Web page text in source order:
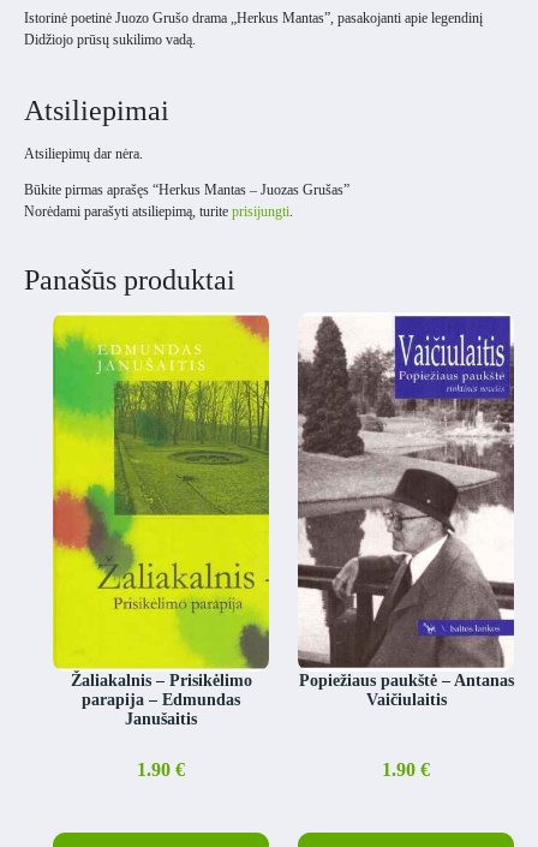
Istorinė poetinė Juozo Grušo drama „Herkus Mantas”, pasakojanti apie legendinį
Didžiojo prūsų sukilimo vadą.
Atsiliepimai
Atsiliepimų dar nėra.
Būkite pirmas aprašęs “Herkus Mantas – Juozas Grušas”
Norėdami parašyti atsiliepimą, turite prisijungti.
Panašūs produktai
Žaliakalnis – Prisikėlimo
parapija – Edmundas
Janušaitis
1.90€
Popiežiaus paukštė – Antanas
Vaičiulaitis
1.90€